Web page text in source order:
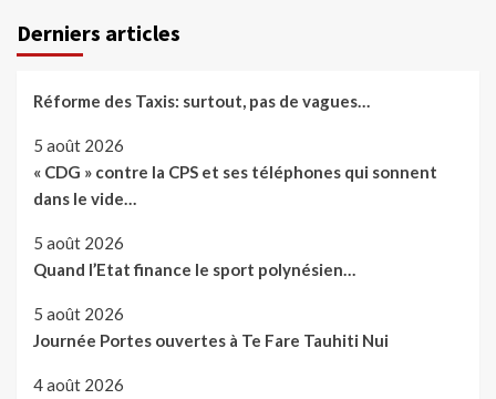
Derniers articles
Réforme des Taxis: surtout, pas de vagues…
5 août 2026
« CDG » contre la CPS et ses téléphones qui sonnent
dans le vide…
5 août 2026
Quand l’Etat finance le sport polynésien…
5 août 2026
Journée Portes ouvertes à Te Fare Tauhiti Nui
4 août 2026